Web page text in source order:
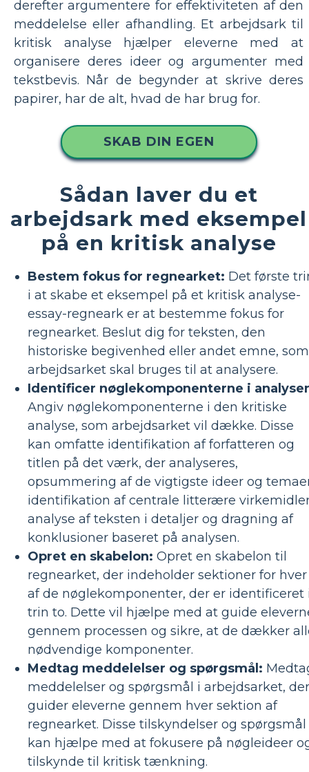
derefter argumentere for effektiviteten af den
meddelelse eller afhandling. Et arbejdsark til
kritisk analyse hjælper eleverne med at
organisere deres ideer og argumenter med
tekstbevis. Når de begynder at skrive deres
papirer, har de alt, hvad de har brug for.
SKAB DIN EGEN
Sådan laver du et
arbejdsark med eksempel
på en kritisk analyse
Bestem fokus for regnearket: Det første
i at skabe et eksempel på et kritisk analyse-
essay-regneark er at bestemme fokus for
regnearket. Beslut dig for teksten, den
historiske begivenhed eller andet emne, som
arbejdsarket skal bruges til at analysere.
Identificer nøglekomponenterne i
Angiv nøglekomponenterne i den kritiske
analyse, som arbejdsarket vil dække. Disse
kan omfatte identifikation af forfatteren og
titlen på det værk, der analyseres,
opsummering af de vigtigste ideer og
identifikation af centrale litterære
analyse af teksten i detaljer og dragning af
konklusioner baseret på analysen.
Opret en skabelon: Opret en skabelon til
regnearket, der indeholder sektioner for hver
af de nøglekomponenter, der er identificeret
trin to. Dette vil hjælpe med at guide
gennem processen og sikre, at de dækker
nødvendige komponenter.
Medtag meddelelser og spørgsmål:
meddelelser og spørgsmål i arbejdsarket, der
guider eleverne gennem hver sektion af
regnearket. Disse tilskyndelser og spørgsmål
kan hjælpe med at fokusere på nøgleideer
tilskynde til kritisk tænkning.